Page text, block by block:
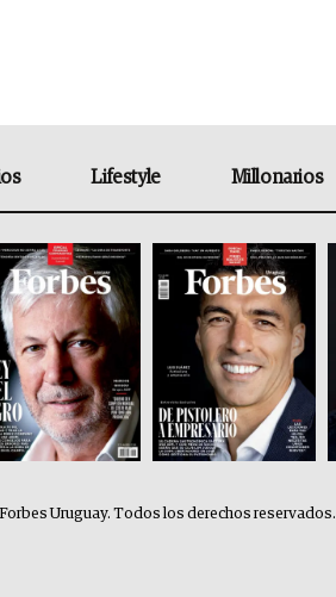
Lifestyle Millonarios
Uruguay. Todos los derechos reservados.